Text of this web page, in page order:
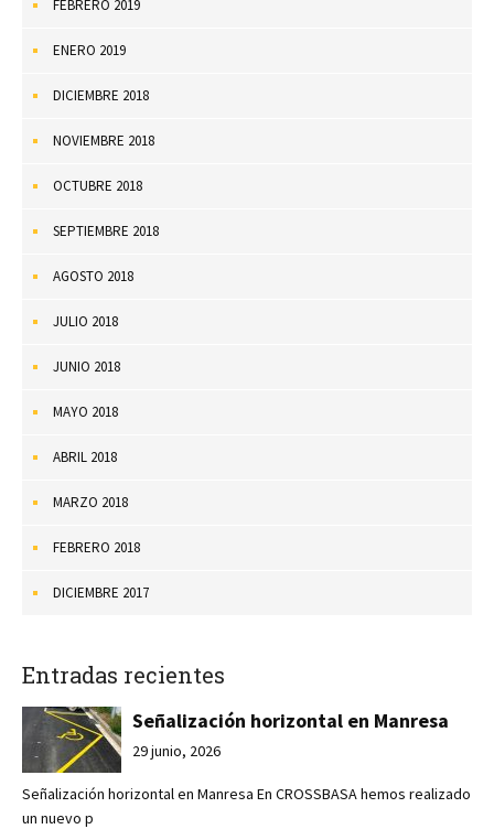
FEBRERO 2019
ENERO 2019
DICIEMBRE 2018
NOVIEMBRE 2018
OCTUBRE 2018
SEPTIEMBRE 2018
AGOSTO 2018
JULIO 2018
JUNIO 2018
MAYO 2018
ABRIL 2018
MARZO 2018
FEBRERO 2018
DICIEMBRE 2017
Entradas recientes
Señalización horizontal en Manresa
29 junio, 2026
Señalización horizontal en Manresa En CROSSBASA hemos realizado
un nuevo p